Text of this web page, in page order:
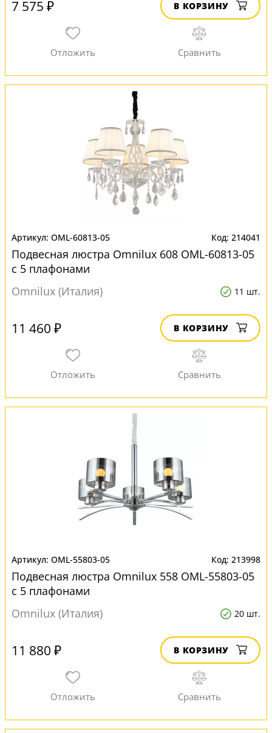
7 575 ₽ В КОРЗИНУ
OML-60813-05 214041
Подвесная люстра Omnilux 608 OML-60813-05
с 5 плафонами
Omnilux (Италия)
11 шт.
11 460 ₽ В КОРЗИНУ
OML-55803-05 213998
Подвесная люстра Omnilux 558 OML-55803-05
с 5 плафонами
Omnilux (Италия)
20 шт.
11 880 ₽ В КОРЗИНУ